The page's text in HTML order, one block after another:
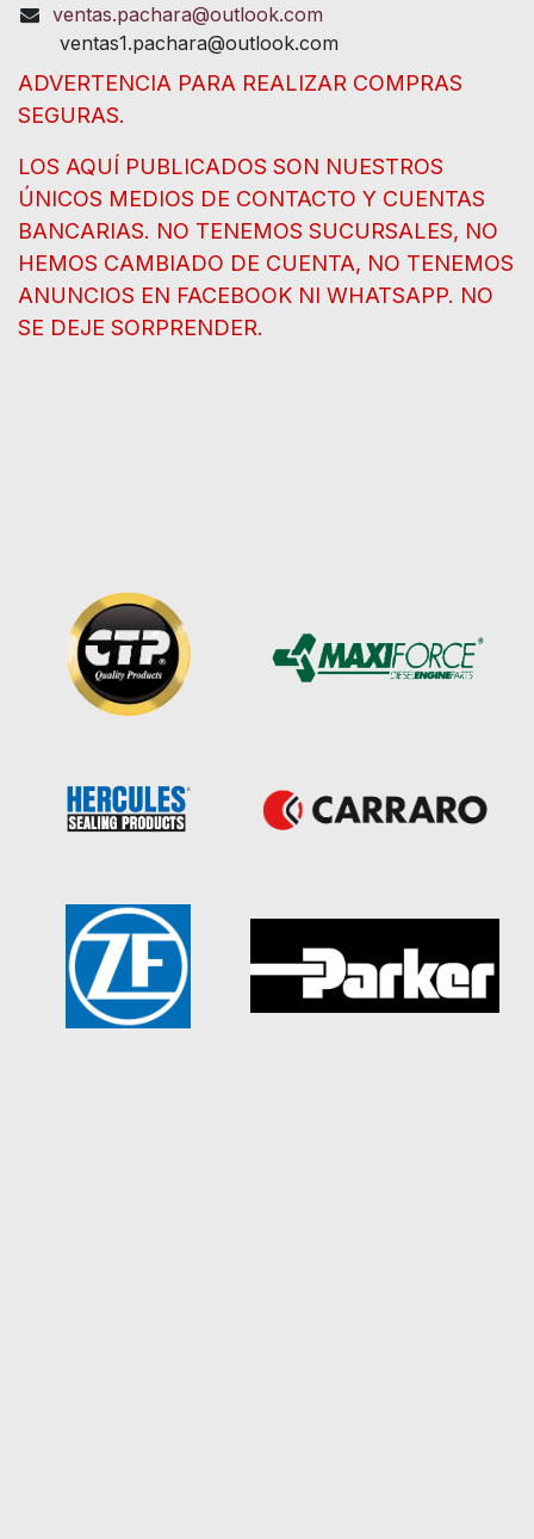
ventas.pachara@outlook.com
ventas1.pachara@outlook.com
ADVERTENCIA PARA REALIZAR COMPRAS
SEGURAS.
LOS AQUÍ PUBLICADOS SON NUESTROS
ÚNICOS MEDIOS DE CONTACTO Y CUENTAS
BANCARIAS. NO TENEMOS SUCURSALES, NO
HEMOS CAMBIADO DE CUENTA, NO TENEMOS
ANUNCIOS EN FACEBOOK NI WHATSAPP. NO
SE DEJE SORPRENDER.